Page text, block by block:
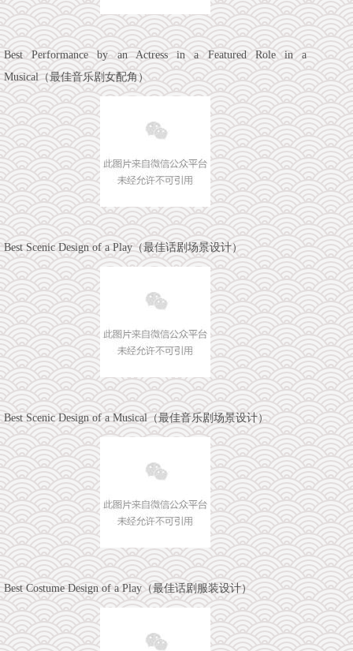
Best Performance by an Actress in a Featured Role in a
Musical（最佳音乐剧女配角）
Best Scenic Design of a Play（最佳话剧场景设计）
Best Scenic Design of a Musical（最佳音乐剧场景设计）
Best Costume Design of a Play（最佳话剧服装设计）